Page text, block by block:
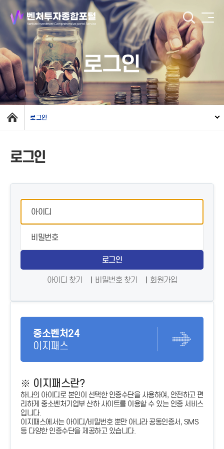
로그인
로그인
로그인
로그인
아이디 찾기 비밀번호 찾기 회원가입
중소벤처24
이지패스
※ 이지패스란?
하나의 아이디로 본인이 선택한 인증수단을 사용하여, 안전하고 편
리하게 중소벤처기업부 산하 사이트를 이용할 수 있는 인증 서비스
입니다.
이지패스에서는 아이디/비밀번호 뿐만 아니라 공동인증서, SMS
등 다양한 인증수단을 제공하고 있습니다.